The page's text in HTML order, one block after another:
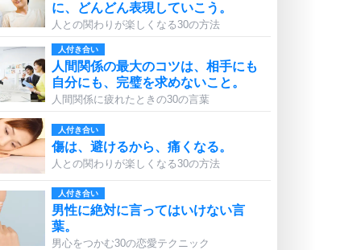
に、どんどん表現していこう。
人との関わりが楽しくなる30の方法
人付き合い
人間関係の最大のコツは、相手にも
自分にも、完璧を求めないこと。
人間関係に疲れたときの30の言葉
人付き合い
傷は、避けるから、痛くなる。
人との関わりが楽しくなる30の方法
人付き合い
男性に絶対に言ってはいけない言
葉。
男心をつかむ30の恋愛テクニック